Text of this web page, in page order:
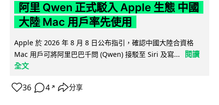
阿里 Qwen 正式駁入 Apple 生態 中國
大陸 Mac 用戶率先使用
Apple 於 2026 年 8 月 8 日公布指引，確認中國大陸合資格
Mac 用戶可將阿里巴巴千問 (Qwen) 接駁至 Siri 及寫...
閱讀
全文
36 4 ↗ 分享